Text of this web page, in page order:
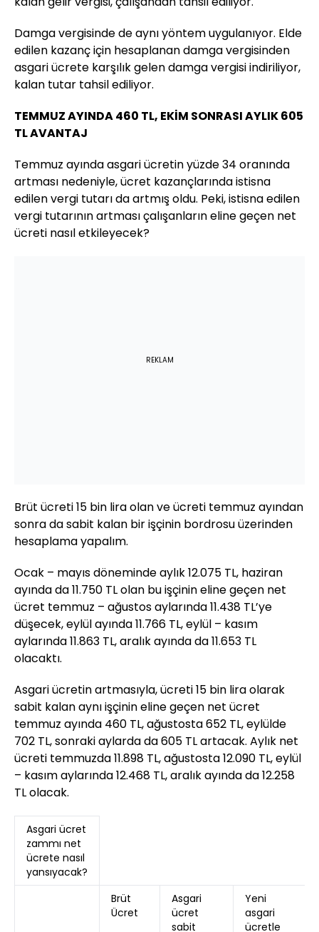
Damga vergisinde de aynı yöntem uygulanıyor. Elde
edilen kazanç için hesaplanan damga vergisinden
asgari ücrete karşılık gelen damga vergisi indiriliyor,
kalan tutar tahsil ediliyor.
TEMMUZ AYINDA 460 TL, EKİM SONRASI AYLIK 605
TL AVANTAJ
Temmuz ayında asgari ücretin yüzde 34 oranında
artması nedeniyle, ücret kazançlarında istisna
edilen vergi tutarı da artmış oldu. Peki, istisna edilen
vergi tutarının artması çalışanların eline geçen net
ücreti nasıl etkileyecek?
REKLAM
Brüt ücreti 15 bin lira olan ve ücreti temmuz ayından
sonra da sabit kalan bir işçinin bordrosu üzerinden
hesaplama yapalım.
Ocak – mayıs döneminde aylık 12.075 TL, haziran
ayında da 11.750 TL olan bu işçinin eline geçen net
ücret temmuz – ağustos aylarında 11.438 TL’ye
düşecek, eylül ayında 11.766 TL, eylül – kasım
aylarında 11.863 TL, aralık ayında da 11.653 TL
olacaktı.
Asgari ücretin artmasıyla, ücreti 15 bin lira olarak
sabit kalan aynı işçinin eline geçen net ücret
temmuz ayında 460 TL, ağustosta 652 TL, eylülde
702 TL, sonraki aylarda da 605 TL artacak. Aylık net
ücreti temmuzda 11.898 TL, ağustosta 12.090 TL, eylül
– kasım aylarında 12.468 TL, aralık ayında da 12.258
TL olacak.
Asgari ücret
zammı net
ücrete nasıl
yansıyacak?
Brüt
Ücret
Asgari
ücret
sabit
Yeni
asgari
ücretle